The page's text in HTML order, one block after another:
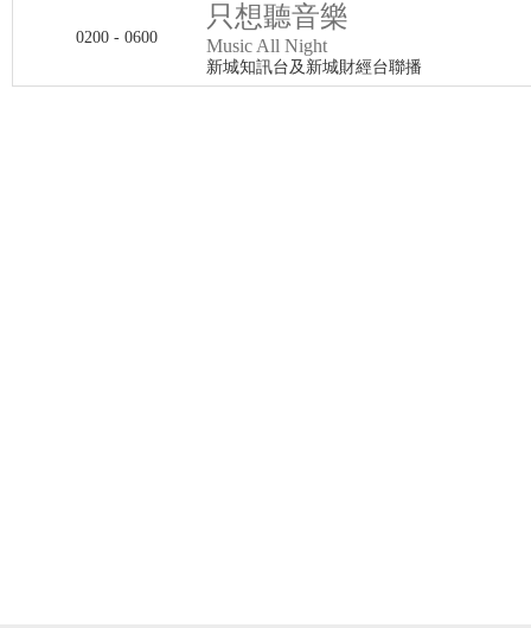
0200 - 0600
只想聽音樂
Music All Night
新城知訊台及新城財經台聯播